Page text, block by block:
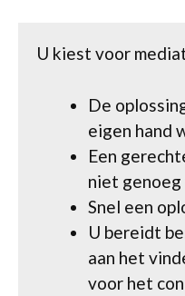
U kiest voor
De
eigen hand
Een
niet genoeg
Snel een
U bereidt
aan het
voor het